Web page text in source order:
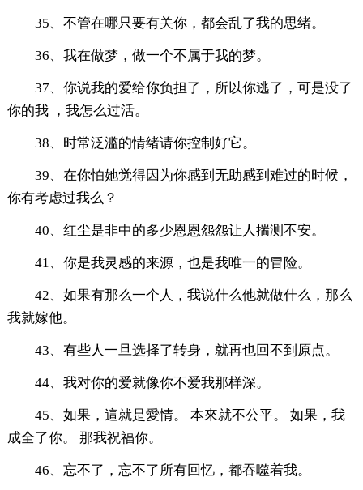
35、不管在哪只要有关你，都会乱了我的思绪。
36、我在做梦，做一个不属于我的梦。
37、你说我的爱给你负担了，所以你逃了，可是没了
你的我 ，我怎么过活。
38、时常泛滥的情绪请你控制好它。
39、在你怕她觉得因为你感到无助感到难过的时候，
你有考虑过我么？
40、红尘是非中的多少恩恩怨怨让人揣测不安。
41、你是我灵感的来源，也是我唯一的冒险。
42、如果有那么一个人，我说什么他就做什么，那么
我就嫁他。
43、有些人一旦选择了转身，就再也回不到原点。
44、我对你的爱就像你不爱我那样深。
45、如果，這就是愛情。 本來就不公平。 如果，我
成全了你。 那我祝福你。
46、忘不了，忘不了所有回忆，都吞噬着我。